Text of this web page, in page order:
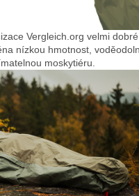
Vergleich.org velmi dobré
nízkou hmotnost,
moskytiéru.